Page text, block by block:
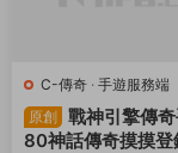
C-傳奇 · 手遊服務端
原創
戰神引擎傳
80神話傳奇摸摸登